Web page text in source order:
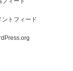
ントフィード